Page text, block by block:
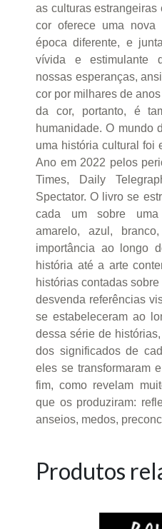
as culturas
cor oferece uma nova
época diferente, e
vívida e estimulante
nossas esperanças,
cor por milhares de
da cor, portanto, é
humanidade. O mundo
uma história cultural foi
Ano em 2022 pelos
Times, Daily
Spectator. O livro se
cada um sobre uma
amarelo, azul,
importância ao longo
história até a arte
histórias contadas
desvenda referências
se estabeleceram ao
dessa série de
dos significados de
eles se transformaram
fim, como revelam
que os produziram:
anseios, medos,
Produtos